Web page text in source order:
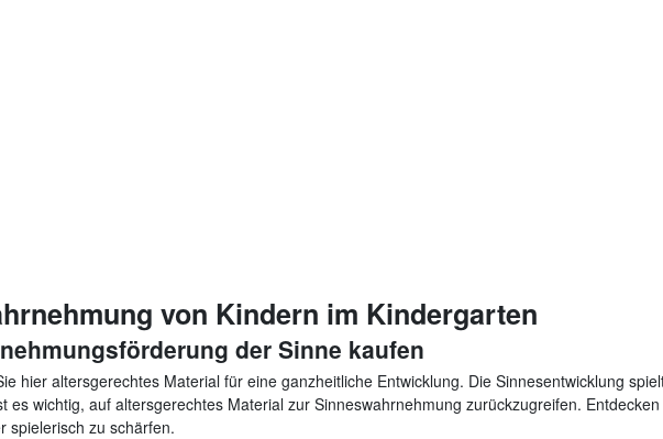
von Kindern im Kindergarten
der Sinne kaufen
hier altersgerechtes Material für eine ganzheitliche Entwicklung. Die Sinnesentwicklung
wichtig, auf altersgerechtes Material zur Sinneswahrnehmung zurückzugreifen.
spielerisch zu schärfen.